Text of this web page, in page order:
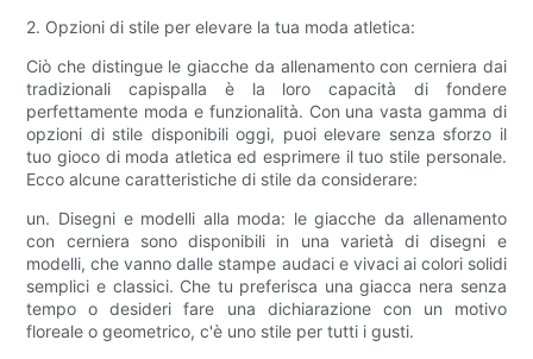
2. Opzioni di stile per elevare la tua moda atletica:
Ciò che distingue le giacche da allenamento con cerniera dai
tradizionali capispalla è la loro capacità di fondere
perfettamente moda e funzionalità. Con una vasta gamma di
opzioni di stile disponibili oggi, puoi elevare senza sforzo il
tuo gioco di moda atletica ed esprimere il tuo stile personale.
Ecco alcune caratteristiche di stile da considerare:
un. Disegni e modelli alla moda: le giacche da allenamento
con cerniera sono disponibili in una varietà di disegni e
modelli, che vanno dalle stampe audaci e vivaci ai colori solidi
semplici e classici. Che tu preferisca una giacca nera senza
tempo o desideri fare una dichiarazione con un motivo
floreale o geometrico, c'è uno stile per tutti i gusti.